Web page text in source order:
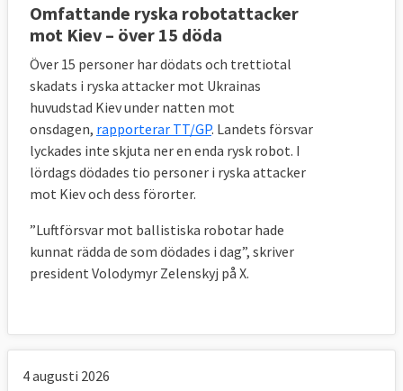
Omfattande ryska robotattacker
mot Kiev – över 15 döda
Över 15 personer har dödats och trettiotal
skadats i ryska attacker mot Ukrainas
huvudstad Kiev under natten mot
onsdagen, rapporterar TT/GP. Landets försvar
lyckades inte skjuta ner en enda rysk robot. I
lördags dödades tio personer i ryska attacker
mot Kiev och dess förorter.
”Luftförsvar mot ballistiska robotar hade
kunnat rädda de som dödades i dag”, skriver
president Volodymyr Zelenskyj på X.
4 augusti 2026